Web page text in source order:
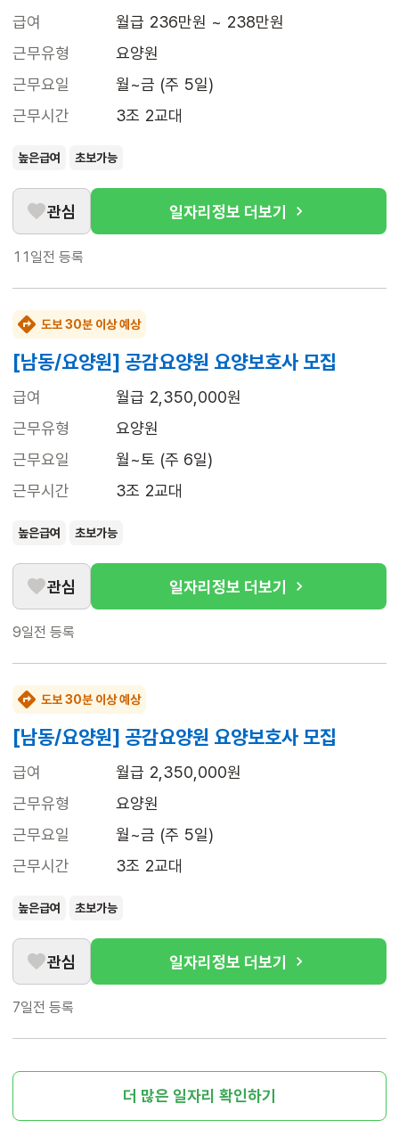
급여
월급 236만원 ~ 238만원
근무유형
요양원
근무요일
월~금 (주 5일)
근무시간
3조 2교대
높은급여 초보가능
관심 일자리정보 더보기
11일전 등록
도보 30분 이상 예상
[남동/요양원] 공감요양원 요양보호사 모집
급여
월급 2,350,000원
근무유형
요양원
근무요일
월~토 (주 6일)
근무시간
3조 2교대
높은급여 초보가능
관심 일자리정보 더보기
9일전 등록
도보 30분 이상 예상
[남동/요양원] 공감요양원 요양보호사 모집
급여
월급 2,350,000원
근무유형
요양원
근무요일
월~금 (주 5일)
근무시간
3조 2교대
높은급여 초보가능
관심 일자리정보 더보기
7일전 등록
더 많은 일자리 확인하기